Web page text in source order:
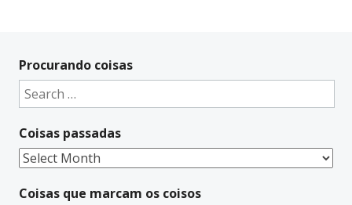
t
e
a
t
i
v
Procurando coisas
Search
for:
Coisas passadas
Coisas
Coisas que marcam os coisos